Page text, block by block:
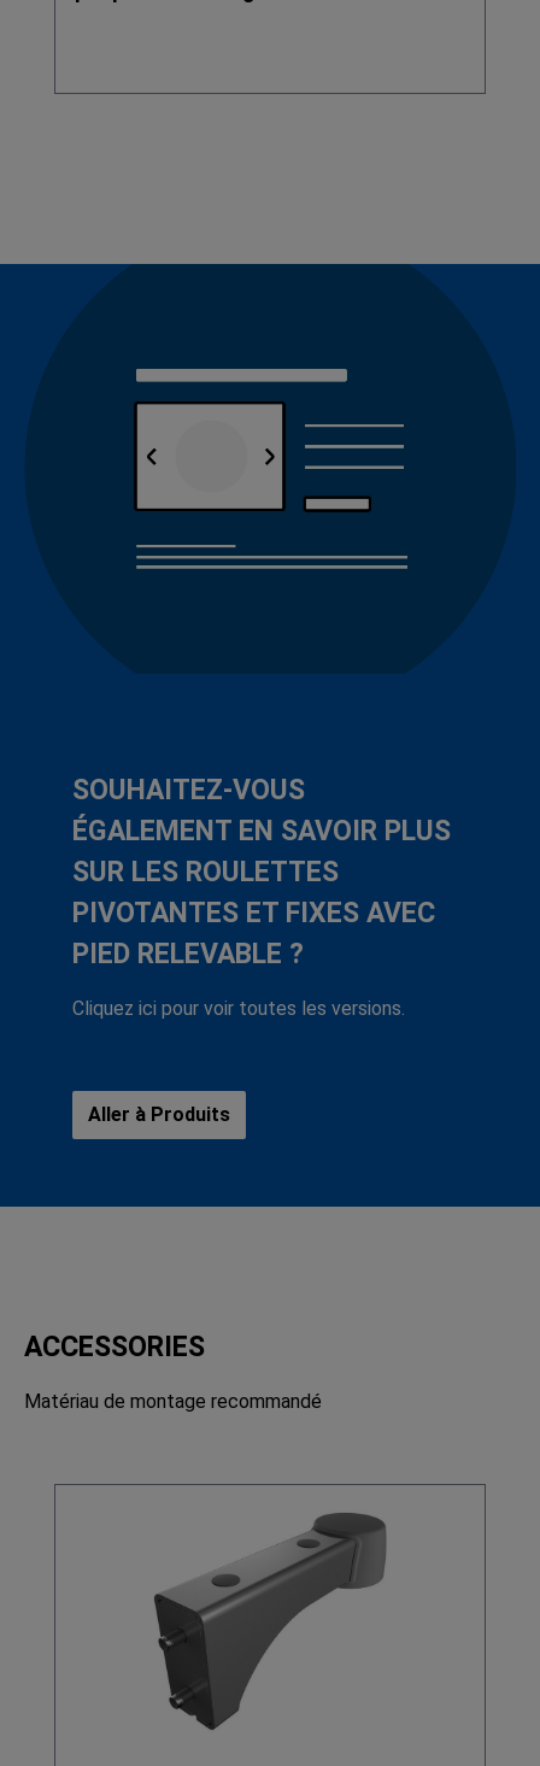
SOUHAITEZ-VOUS
ÉGALEMENT EN SAVOIR PLUS
SUR LES ROULETTES
PIVOTANTES ET FIXES AVEC
PIED RELEVABLE ?
Cliquez ici pour voir toutes les versions.
Aller à Produits
ACCESSORIES
Matériau de montage recommandé